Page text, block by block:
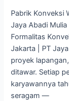
Pabrik Konveksi
Jaya Abadi
Formalitas
Jakarta | PT
proyek
ditawar. Setiap
karyawannya
seragam —
Jaya
Abadi
Mulia